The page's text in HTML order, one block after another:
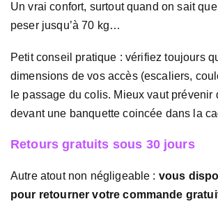
Un vrai confort, surtout quand on sait
peser jusqu’à 70 kg…
Petit conseil pratique : vérifiez toujours
dimensions de vos accès (escaliers,
le passage du colis. Mieux vaut prévenir
devant une banquette coincée dans la
Retours gratuits sous 30 jours
Autre atout non négligeable : vous
pour retourner votre commande